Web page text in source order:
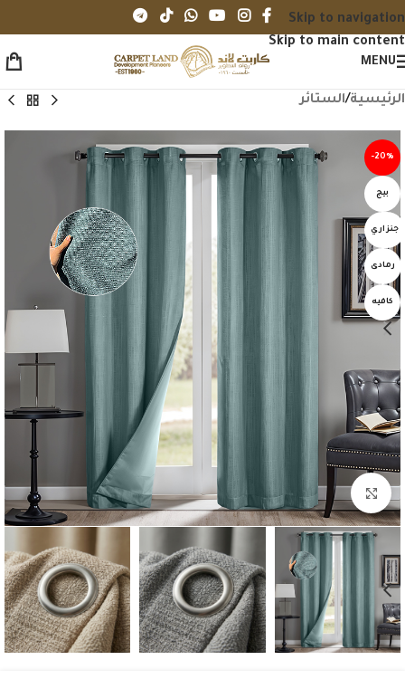
Skip to navigation
Skip to main content
MENU
الرئيسية/الستائر
-20%
بيج
جنزاري
رمادى
كافيه
Click to enlarge